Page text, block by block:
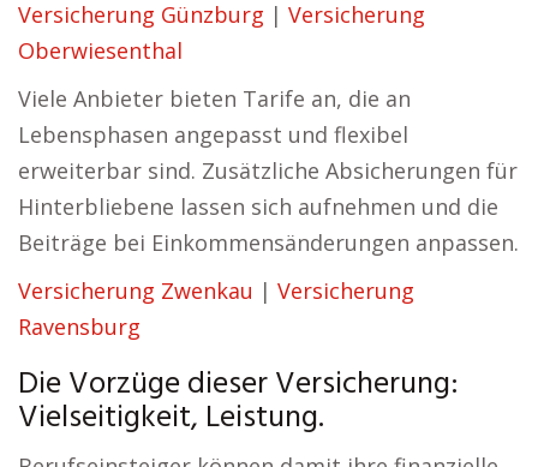
Versicherung Günzburg | Versicherung
Oberwiesenthal
Viele Anbieter bieten Tarife an, die an
Lebensphasen angepasst und flexibel
erweiterbar sind. Zusätzliche Absicherungen für
Hinterbliebene lassen sich aufnehmen und die
Beiträge bei Einkommensänderungen anpassen.
Versicherung Zwenkau | Versicherung
Ravensburg
Die Vorzüge dieser Versicherung:
Vielseitigkeit, Leistung.